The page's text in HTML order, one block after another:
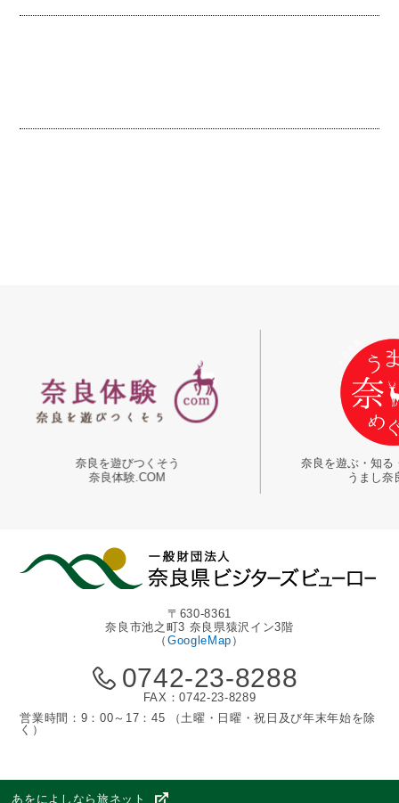
奈良を遊びつくそう
奈良体験.COM
奈良を遊ぶ・知る・巡る体験プ
うまし奈良めぐり
〒630-8361
奈良市池之町3 奈良県猿沢イン3階
（GoogleMap ）
0742-23-8288
FAX：0742-23-8289
営業時間：9：00～17：45 （土曜・日曜・祝日及び年末年始を除
く）
あをによしなら旅ネット